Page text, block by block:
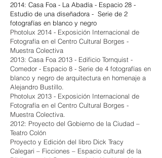
2014: Casa Foa - La Abadía - Espacio 28 -
Estudio de una diseñadora - Serie de 2
fotografías en blanco y negro
Photolux 2014 - Exposición Internacional de
Fotografía en el Centro Cultural Borges -
Muestra Colectiva
2013: Casa Foa 2013 - Edificio Tornquist -
Comedor - Espacio 8 - Serie de 4 fotografías en
blanco y negro de arquitectura en homenaje a
Alejandro Bustillo.
​Photolux 2013 - Exposición Internacional de
Fotografía en el Centro Cultural Borges -
Muestra Colectiva.
2012: Proyecto del Gobierno de la Ciudad –
Teatro Colón
Proyecto y Edición del libro Dick Tracy
Calegari – Ficciones – Espacio cultural de la